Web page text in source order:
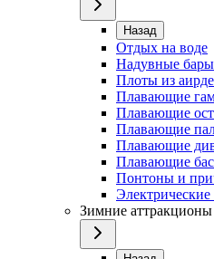
Назад
Отдых на воде
Надувные бары
Плоты из
Плавающие
Плавающие
Плавающие
Плавающие
Плавающие
Понтоны и
Зимние аттракционы